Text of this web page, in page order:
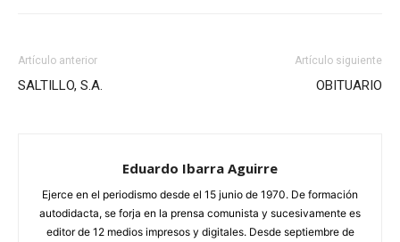
Artículo anterior
SALTILLO, S.A.
Artículo siguiente
OBITUARIO
Eduardo Ibarra Aguirre
Ejerce en el periodismo desde el 15 junio de 1970. De formación
autodidacta, se forja en la prensa comunista y sucesivamente es
editor de 12 medios impresos y digitales. Desde septiembre de